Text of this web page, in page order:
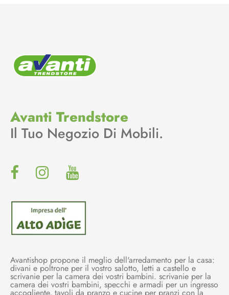
Avanti Trendstore
Il Tuo Negozio Di Mobili.
Avantishop propone il meglio dell'arredamento per la casa:
divani e poltrone per il vostro salotto, letti a castello e
scrivanie per la camera dei vostri bambini. scrivanie per la
camera dei vostri bambini, specchi e armadi per un ingresso